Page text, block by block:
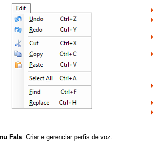
Fala: Criar e gerenciar perfis de voz.